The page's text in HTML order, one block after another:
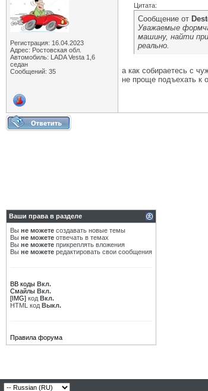
Регистрация: 16.04.2023
Адрес: Ростовская обл.
Автомобиль: LADA Vesta 1,6
седан
Сообщений: 35
Цитата:
Сообщение от
Уважаемые
машину, найти
реально.
а как собираетесь с
не проще подъехать к
Ваши права в разделе
Вы не можете создавать новые темы
Вы не можете отвечать в темах
Вы не можете прикреплять вложения
Вы не можете редактировать свои сообщения
BB коды Вкл.
Смайлы Вкл.
[IMG] код Вкл.
HTML код Выкл.
Правила форума